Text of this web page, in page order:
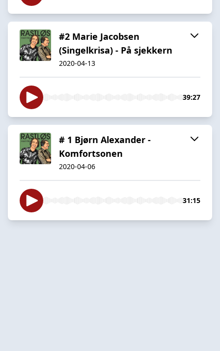
#2 Marie Jacobsen
(Singelkrisa) - På sjekkern
2020-04-13
39:27
# 1 Bjørn Alexander -
Komfortsonen
2020-04-06
31:15